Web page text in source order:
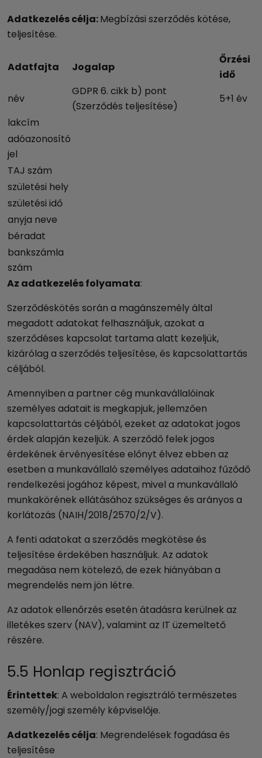
Adatkezelés célja:Megbízási szerződés kötése,
teljesítése.
Adatfajta Jogalap
Őrzési
idő
név
GDPR 6. cikk b) pont
(Szerződés teljesítése)
5+1 év
lakcím
adóazonosító
jel
TAJ szám
születési hely
születési idő
anyja neve
béradat
bankszámla
szám
Az adatkezelés folyamata:
Szerződéskötés során a magánszemély által
megadott adatokat felhasználjuk, azokat a
szerződéses kapcsolat tartama alatt kezeljük,
kizárólag a szerződés teljesítése, és kapcsolattartás
céljából.
Amennyiben a partner cég munkavállalóinak
személyes adatait is megkapjuk, jellemzően
kapcsolattartás céljából, ezeket az adatokat jogos
érdek alapján kezeljük. A szerződő felek jogos
érdekének érvényesítése előnyt élvez ebben az
esetben a munkavállaló személyes adataihoz fűződő
rendelkezési jogához képest, mivel a munkavállaló
munkakörének ellátásához szükséges és arányos a
korlátozás (NAIH/2018/2570/2/V).
A fenti adatokat a szerződés megkötése és
teljesítése érdekében használjuk. Az adatok
megadása nem kötelező, de ezek hiányában a
megrendelés nem jön létre.
Az adatok ellenőrzés esetén átadásra kerülnek az
illetékes szerv (NAV), valamint az IT üzemeltető
részére.
5.5 Honlap regisztráció
Érintettek: A weboldalon regisztráló természetes
személy/jogi személy képviselője.
Adatkezelés célja: Megrendelések fogadása és
teljesítése